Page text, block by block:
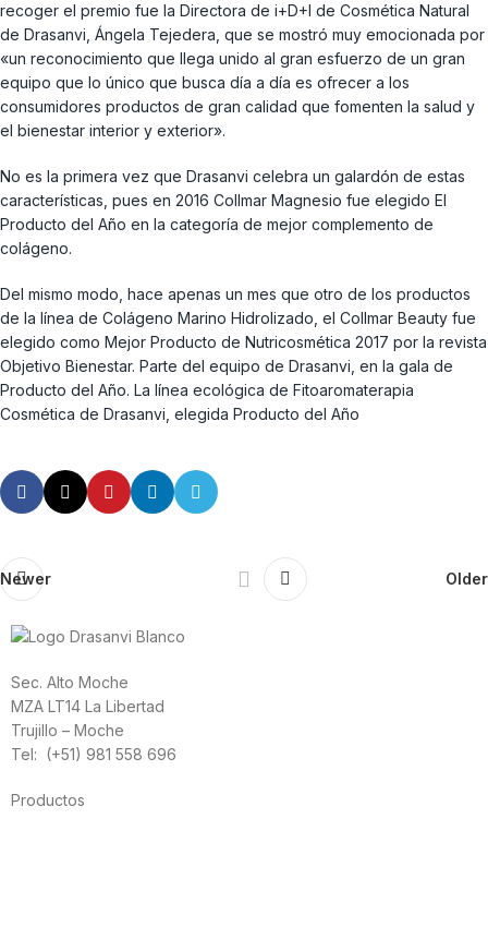
recoger el premio fue la Directora de i+D+I de Cosmética Natural
de Drasanvi, Ángela Tejedera, que se mostró muy emocionada por
«un reconocimiento que llega unido al gran esfuerzo de un gran
equipo que lo único que busca día a día es ofrecer a los
consumidores productos de gran calidad que fomenten la salud y
el bienestar interior y exterior».
No es la primera vez que Drasanvi celebra un galardón de estas
características, pues en 2016 Collmar Magnesio fue elegido El
Producto del Año en la categoría de mejor complemento de
colágeno.
Del mismo modo, hace apenas un mes que otro de los productos
de la línea de Colágeno Marino Hidrolizado, el Collmar Beauty fue
elegido como Mejor Producto de Nutricosmética 2017 por la revista
Objetivo Bienestar. Parte del equipo de Drasanvi, en la gala de
Producto del Año. La línea ecológica de Fitoaromaterapia
Cosmética de Drasanvi, elegida Producto del Año
Newer Older
Sec. Alto Moche
MZA LT14 La Libertad
Trujillo – Moche
Tel: (+51) 981 558 696
Productos